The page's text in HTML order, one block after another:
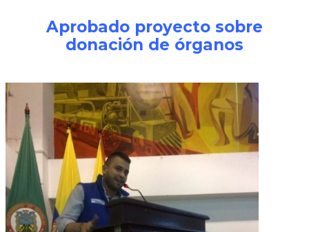
Aprobado proyecto sobre
donación de órganos